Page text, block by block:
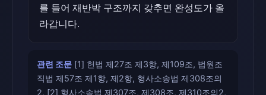
를 들어 재반박 구조까지 갖추면 완성도가 올
라갑니다.
관련 조문 [1] 헌법 제27조 제3항, 제109조, 법원조
직법 제57조 제1항, 제2항, 형사소송법 제308조의
2, [2] 형사소송법 제307조, 제308조, 제310조의2,